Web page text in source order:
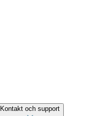
Kontakt och support